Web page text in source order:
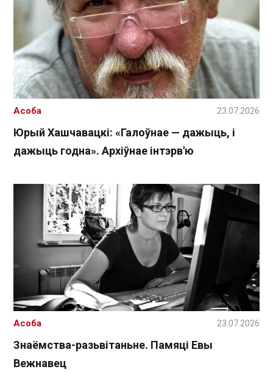
Юрый Хашчавацкі: «Галоўнае — дажыць, і
дажыць годна». Архіўнае інтэрв'ю
Асоба 23.07.2026
Знаёмства-разьвітаньне. Памяці Евы
Вежнавец
Асоба 23.07.2026